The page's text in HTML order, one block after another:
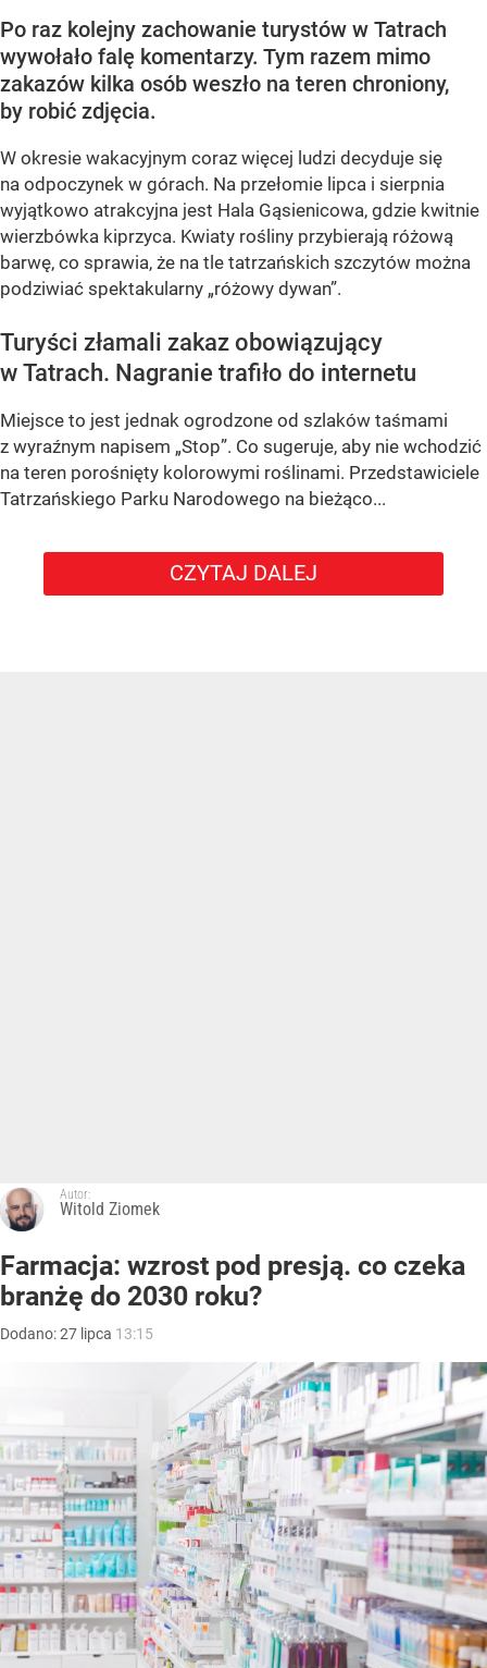
Po raz kolejny zachowanie turystów w Tatrach
wywołało falę komentarzy. Tym razem mimo
zakazów kilka osób weszło na teren chroniony,
by robić zdjęcia.
W okresie wakacyjnym coraz więcej ludzi decyduje się
na odpoczynek w górach. Na przełomie lipca i sierpnia
wyjątkowo atrakcyjna jest Hala Gąsienicowa, gdzie kwitnie
wierzbówka kiprzyca. Kwiaty rośliny przybierają różową
barwę, co sprawia, że na tle tatrzańskich szczytów można
podziwiać spektakularny „różowy dywan”.
Turyści złamali zakaz obowiązujący
w Tatrach. Nagranie trafiło do internetu
Miejsce to jest jednak ogrodzone od szlaków taśmami
z wyraźnym napisem „Stop”. Co sugeruje, aby nie wchodzić
na teren porośnięty kolorowymi roślinami. Przedstawiciele
Tatrzańskiego Parku Narodowego na bieżąco...
CZYTAJ DALEJ
Autor:
Witold Ziomek
Farmacja: wzrost pod presją. co czeka
branżę do 2030 roku?
Dodano:27 lipca 13:15